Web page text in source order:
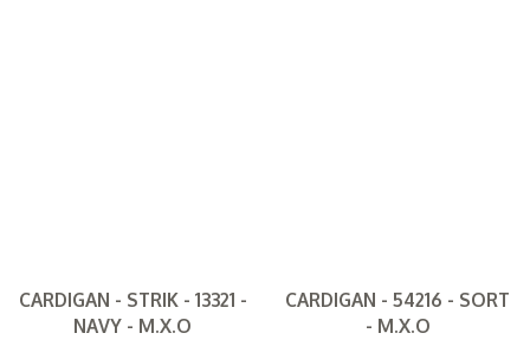
CARDIGAN - STRIK - 13321 -
NAVY - M.X.O
CARDIGAN - 54216 - SORT
- M.X.O